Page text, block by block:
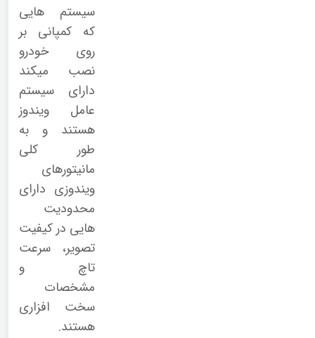
سیستم هایی
که کمپانی بر
روی خودرو
نصب میکند
دارای سیستم
عامل ویندوز
هستند و به
طور کلی
مانیتورهای
ویندوزی دارای
محدودیت
هایی در کیفیت
تصویر، سرعت
تاچ و
مشخصات
سخت افزاری
هستند.